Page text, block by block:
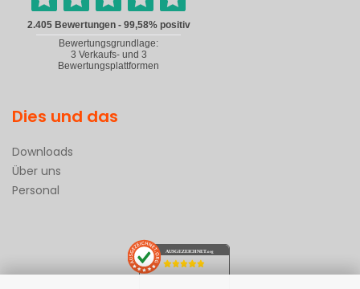
Dies und das
Downloads
Über uns
Personal
AUSGEZEICHNET.org